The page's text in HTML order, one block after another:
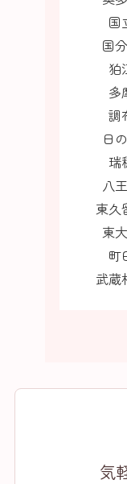
国
国
狛
多
調
日
瑞
八
東久
東
町
武蔵
気